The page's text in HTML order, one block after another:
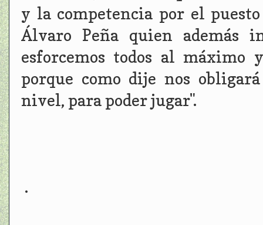
y la competencia por el
Álvaro Peña quien además
esforcemos todos al máximo
porque como dije nos
nivel, para poder jugar".
.